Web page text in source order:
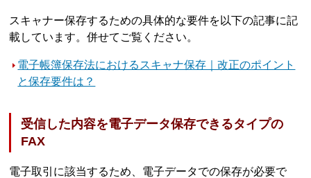
スキャナー保存するための具体的な要件を以下の記事に記
載しています。併せてご覧ください。
電子帳簿保存法におけるスキャナ保存｜改正のポイント
と保存要件は？
受信した内容を電子データ保存できるタイプの
FAX
電子取引に該当するため、電子データでの保存が必要で